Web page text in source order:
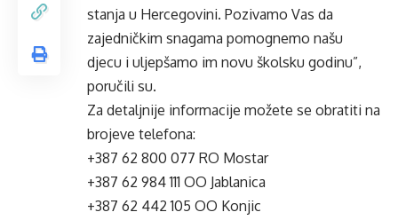
stanja u Hercegovini. Pozivamo Vas da
zajedničkim snagama pomognemo našu
djecu i uljepšamo im novu školsku godinu”,
poručili su.
Za detaljnije informacije možete se obratiti na
brojeve telefona:
+387 62 800 077 RO Mostar
+387 62 984 111 OO Jablanica
+387 62 442 105 OO Konjic